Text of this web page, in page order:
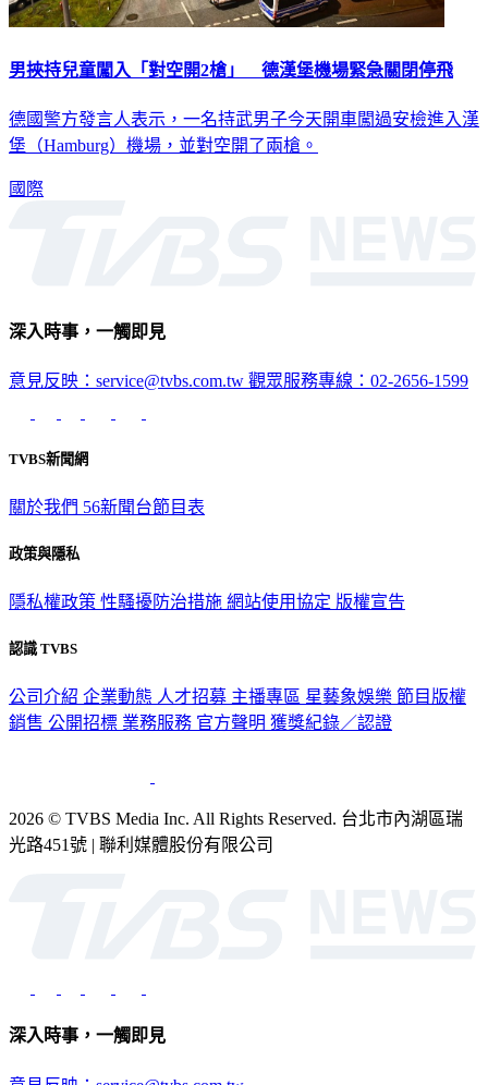
男挾持兒童闖入「對空開2槍」 德漢堡機場緊急關閉停飛
德國警方發言人表示，一名持武男子今天開車闖過安檢進入漢
堡（Hamburg）機場，並對空開了兩槍。
國際
深入時事，一觸即見
意見反映：service@tvbs.com.tw 觀眾服務專線：02-2656-1599
TVBS新聞網
關於我們 56新聞台節目表
政策與隱私
隱私權政策 性騷擾防治措施 網站使用協定 版權宣告
認識 TVBS
公司介紹 企業動態 人才招募 主播專區 星藝象娛樂 節目版權
銷售 公開招標 業務服務 官方聲明 獲獎紀錄／認證
2026 © TVBS Media Inc. All Rights Reserved. 台北市內湖區瑞
光路451號 | 聯利媒體股份有限公司
深入時事，一觸即見